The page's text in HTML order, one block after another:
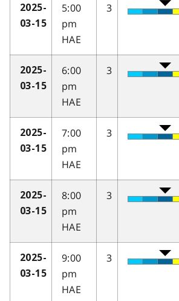
2025-
03-15
5:00
pm
HAE
3
2025-
03-15
6:00
pm
HAE
3
2025-
03-15
7:00
pm
HAE
3
2025-
03-15
8:00
pm
HAE
3
2025-
03-15
9:00
pm
HAE
3